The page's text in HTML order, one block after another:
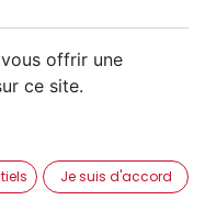
4,00€
offrir une
ce site.
Je suis d'accord